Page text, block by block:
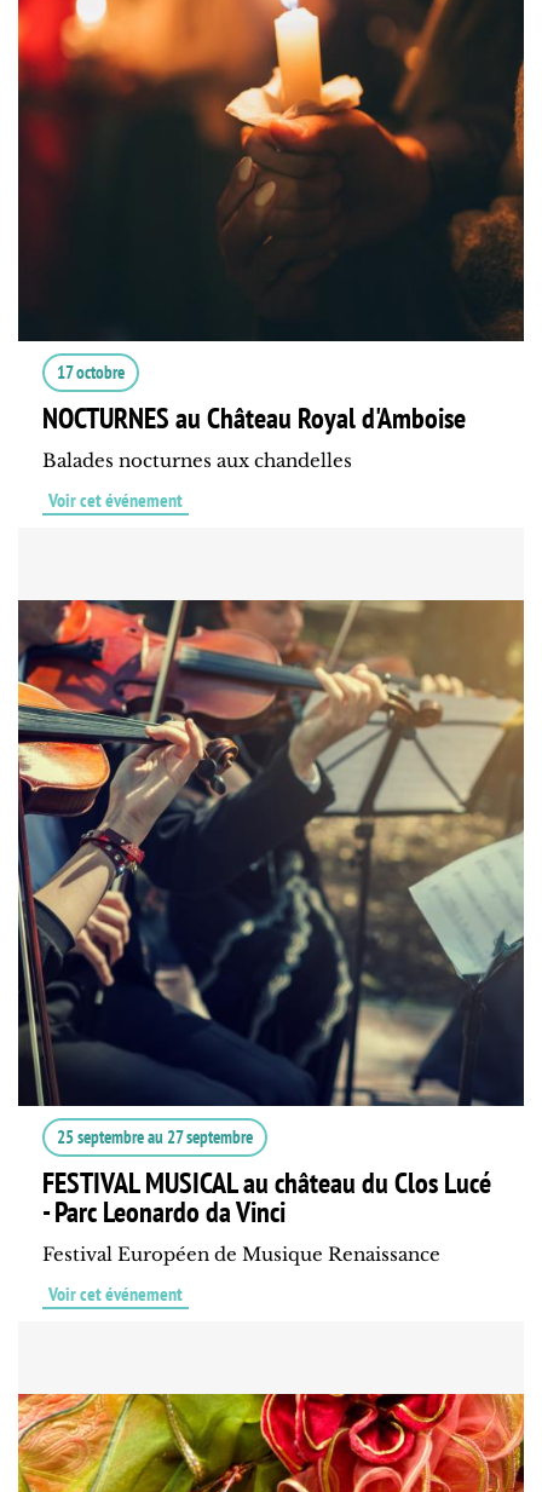
17 octobre
NOCTURNES au Château Royal d'Amboise
Balades nocturnes aux chandelles
Voir cet événement
25 septembreau 27 septembre
FESTIVAL MUSICAL au château du Clos Lucé
- Parc Leonardo da Vinci
Festival Européen de Musique Renaissance
Voir cet événement